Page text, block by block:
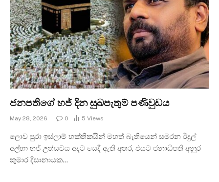
ජනපතිගේ හජ් දින සුබපැතුම් පණිවුඩය
May 28, 2026 0 5 Views
ලොව පුරා ඉස්ලාම් භක්තිකයින් මහත් බැතියෙන් සමරන ඊදුල්
අල්හා හජ් උත්සවය අදට යෙදී ඇති අතර, එයට ජනාධිපති අනුර
කුමාර දිසානායක…